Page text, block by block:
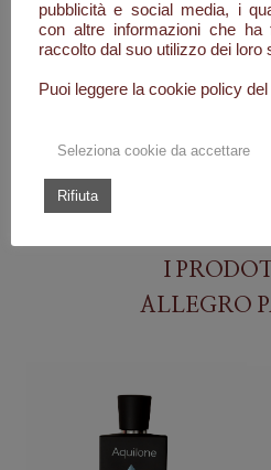
I
ALLEGRO
pubblicità e social media, i
con altre informazioni che
raccolto dal suo utilizzo dei loro
Puoi leggere la cookie policy
Seleziona cookie da accettare
Rifiuta